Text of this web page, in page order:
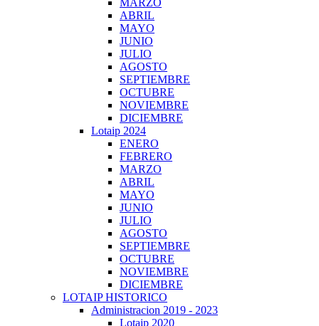
MARZO
ABRIL
MAYO
JUNIO
JULIO
AGOSTO
SEPTIEMBRE
OCTUBRE
NOVIEMBRE
DICIEMBRE
Lotaip 2024
ENERO
FEBRERO
MARZO
ABRIL
MAYO
JUNIO
JULIO
AGOSTO
SEPTIEMBRE
OCTUBRE
NOVIEMBRE
DICIEMBRE
LOTAIP HISTORICO
Administracion 2019 - 2023
Lotaip 2020